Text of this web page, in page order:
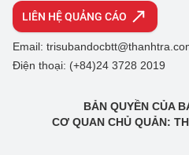
LIÊN HỆ QUẢNG CÁO
Email:
Điện thoại: (+84)24 3728 2019
BẢN QUYỀN CỦA
CƠ QUAN CHỦ QUẢN: